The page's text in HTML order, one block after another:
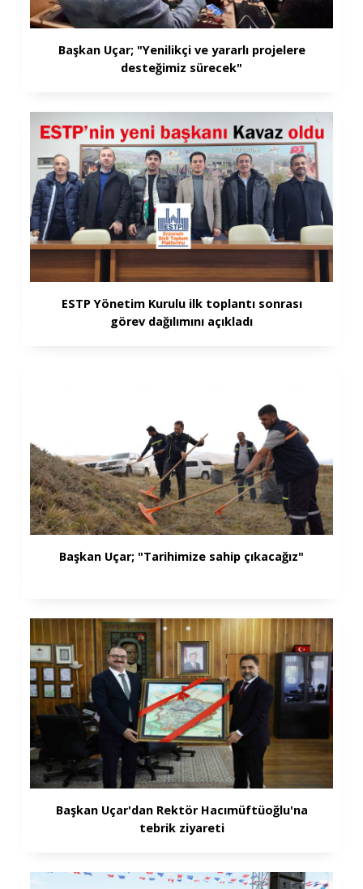
Başkan Uçar; "Yenilikçi ve yararlı projelere
desteğimiz sürecek"
ESTP Yönetim Kurulu ilk toplantı sonrası
görev dağılımını açıkladı
Başkan Uçar; "Tarihimize sahip çıkacağız"
Başkan Uçar'dan Rektör Hacımüftüoğlu'na
tebrik ziyareti